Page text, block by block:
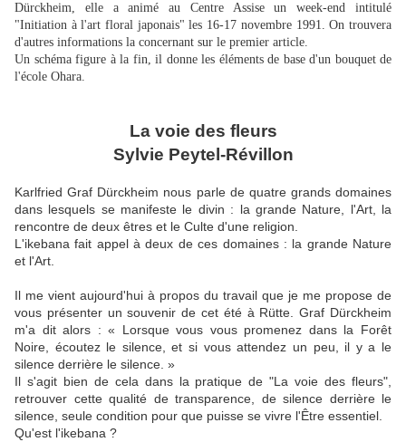
Dürckheim, elle a animé au Centre Assise un week-end intitulé
"Initiation à l'art floral japonais" les 16-17 novembre 1991. On trouvera
d'autres informations la concernant sur le premier article.
Un schéma figure à la fin, il donne les éléments de base d'un bouquet de
l'école Ohara.
La voie des fleurs
Sylvie Peytel-Révillon
Karlfried Graf Dürckheim nous parle de quatre grands domaines
dans lesquels se manifeste le divin : la grande Nature, l'Art, la
rencontre de deux êtres et le Culte d'une religion.
L'ikebana fait appel à deux de ces domaines : la grande Nature
et l'Art.
Il me vient aujourd'hui à propos du travail que je me propose de
vous présenter un souvenir de cet été à Rütte. Graf Dürckheim
m'a dit alors : « Lorsque vous vous promenez dans la Forêt
Noire, écoutez le silence, et si vous attendez un peu, il y a le
silence derrière le silence. »
Il s'agit bien de cela dans la pratique de "La voie des fleurs",
retrouver cette qualité de transparence, de silence derrière le
silence, seule condition pour que puisse se vivre l'Être essentiel.
Qu'est l'ikebana ?